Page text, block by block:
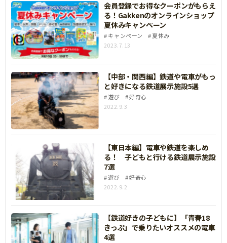
会員登録でお得なクーポンがもらえ
る！Gakkenのオンラインショップ
夏休みキャンペーン
キャンペーン
夏休み
2023.7.13
【中部・関西編】鉄道や電車がもっ
と好きになる鉄道展示施設5選
遊び
好奇心
2022.9.3
【東日本編】電車や鉄道を楽しめ
る！ 子どもと行ける鉄道展示施設
7選
遊び
好奇心
2022.9.2
【鉄道好きの子どもに】「青春18
きっぷ」で乗りたいオススメの電車
4選